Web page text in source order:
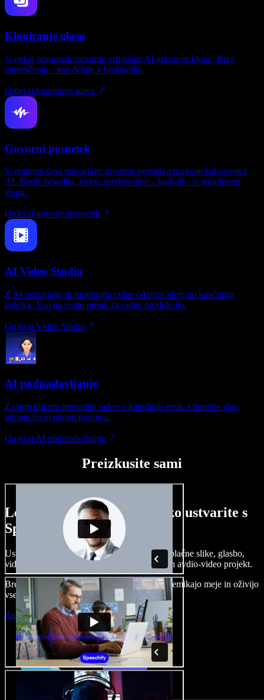
Kloniranje glasu
V nekaj sekundah ustvarite vrhunske AI glasovne klone. Brez
nameščanja – vse deluje v brskalniku.
Oglej si kloniranje glasu
Govorni posnetek
V realnem času ustvarjajte govorne posnetke naravne kakovosti z
AI. Berite besedila, videe, predstavitve – karkoli – v poljubnem
slogu.
Oglej si govorni posnetek
AI Video Studio
Z AI ustvarjajte in montirajte videe od prve ideje do končnega
izdelka. Vse na enem mestu za video produkcijo.
Oglej si Video Studio
AI podnaslavljanje
Z enim klikom prevedite video v katerikoli jezik. Ohranite glas,
intonacijo in tempo govorca.
Oglej si AI podnaslavljanje
Preizkusite sami
Le nekaj primerov, kaj lahko ustvarite s
Speechify Studio.
Ustvarjajte govorne posnetke, dodajajte brezplačne slike, glasbo,
videe, klonirajte svoj glas in pripravite celoten avdio-video projekt.
Brez učenja in kar iz brskalnika ustvarjalci premikajo meje in oživijo
vse ideje.
Zaženi Studio